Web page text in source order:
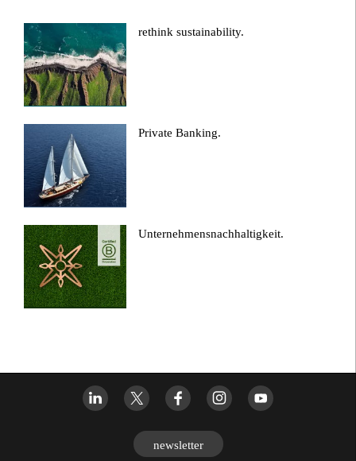
rethink sustainability.
Private Banking.
Unternehmensnachhaltigkeit.
newsletter